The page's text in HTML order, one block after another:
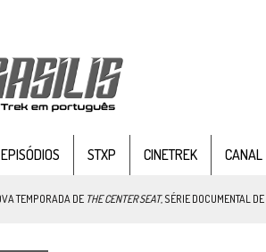
STXP CINETREK CANAL
TEMPORADA DE THE CENTER SEAT, SÉRIE DOCUMENTAL DE